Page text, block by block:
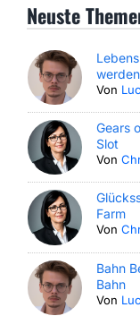
Neuste
Von
Gears
Slot
Von
Farm
Von
Bahn
Bahn
Von